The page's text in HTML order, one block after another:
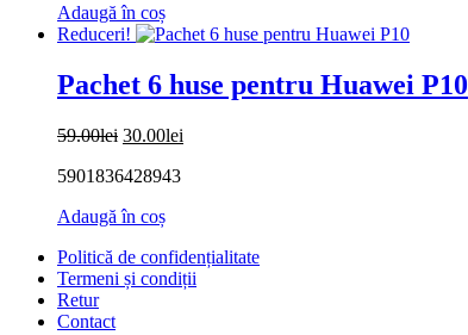
Gloves
Pro
–
for
Waterproof,
M
–
Black
Adaugă în coș
Reduceri!
Pachet 6 huse pentru Huawei P10
59.00lei Prețul
a
59.00lei.
30.00lei
5901836428943
Adaugă în coș
Politică de confidențialitate
Termeni și condiții
Retur
Contact